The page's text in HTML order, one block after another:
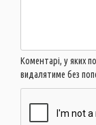
Коментарі, у яких
видалятиме без